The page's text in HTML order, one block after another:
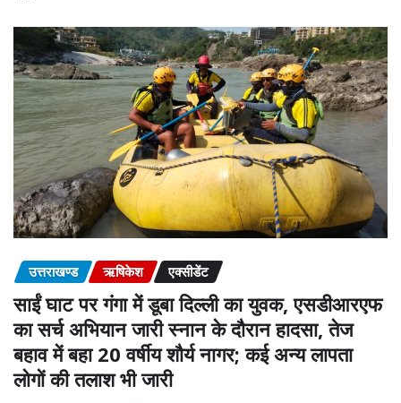
उत्तराखण्ड ऋषिकेश एक्सीडेंट
साईं घाट पर गंगा में डूबा दिल्ली का युवक, एसडीआरएफ
का सर्च अभियान जारी स्नान के दौरान हादसा, तेज
बहाव में बहा 20 वर्षीय शौर्य नागर; कई अन्य लापता
लोगों की तलाश भी जारी